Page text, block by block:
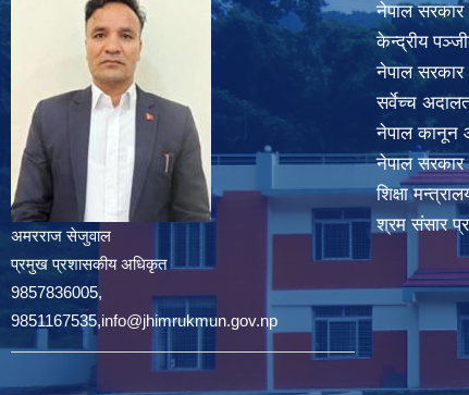
अमरराज सेजुवाल
प्रमुख प्रशासकीय अधिकृत
9857836005,
9851167535,info@jhimrukmun.gov.np
नेपाल सरकार
केन्द्रीय
नेपाल सरकार
सर्वेच्च
नेपाल कानून
नेपाल सरकार
शिक्षा
श्रम संसार